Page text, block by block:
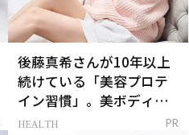
後藤真希さんが10年以上
続けている「美容プロテ
イン習慣」。美ボディを
支える朝ルーティンと
HEALTH PR